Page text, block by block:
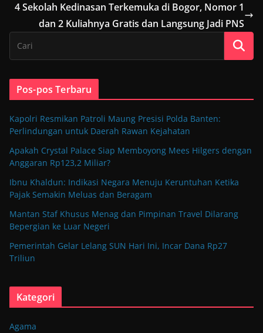
4 Sekolah Kedinasan Terkemuka di Bogor, Nomor 1
dan 2 Kuliahnya Gratis dan Langsung Jadi PNS
Pos-pos Terbaru
Kapolri Resmikan Patroli Maung Presisi Polda Banten:
Perlindungan untuk Daerah Rawan Kejahatan
Apakah Crystal Palace Siap Memboyong Mees Hilgers dengan
Anggaran Rp123,2 Miliar?
Ibnu Khaldun: Indikasi Negara Menuju Keruntuhan Ketika
Pajak Semakin Meluas dan Beragam
Mantan Staf Khusus Menag dan Pimpinan Travel Dilarang
Bepergian ke Luar Negeri
Pemerintah Gelar Lelang SUN Hari Ini, Incar Dana Rp27
Triliun
Kategori
Agama